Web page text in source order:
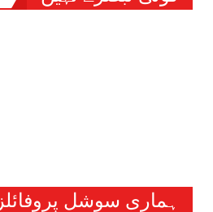
ہماری سوشل پروفائلز